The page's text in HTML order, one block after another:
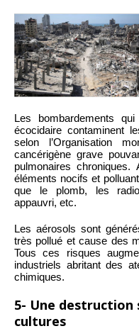
Les bombardements
écocidaire contaminent
selon l’Organisation
cancérigène grave
pulmonaires
éléments nocifs et
que le plomb, les
appauvri, etc.
Les aérosols sont
très pollué et cause des
Tous ces risques
industriels abritant des
chimiques.
5- Une destruction
cultures